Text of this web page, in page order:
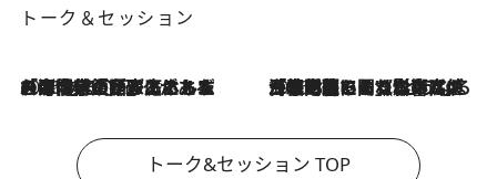
トーク＆セッション
2026.8.3
「今後値上げがあるとすれば…」「リスクがあるのは今年の冬」エネルギー専門家が語る、ホルムズ海峡封鎖が家庭にもたらす“ある心配” 2026.8.3
「住宅建てられない…」「サーチャージ料の高値が続いている」ホルムズ海峡封鎖による影響はいつまで続く？《エネルギー専門家に聞く“どうなる日本の暮らし”》
トーク&セッション TOP